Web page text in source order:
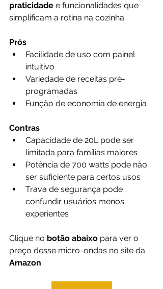
praticidade e funcionalidades que
simplificam a rotina na cozinha.
Prós
Facilidade de uso com painel
intuitivo
Variedade de receitas pré-
programadas
Função de economia de energia
Contras
Capacidade de 20L pode ser
limitada para famílias maiores
Potência de 700 watts pode não
ser suficiente para certos usos
Trava de segurança pode
confundir usuários menos
experientes
Clique no botão abaixo para ver o
preço desse micro-ondas no site da
Amazon.